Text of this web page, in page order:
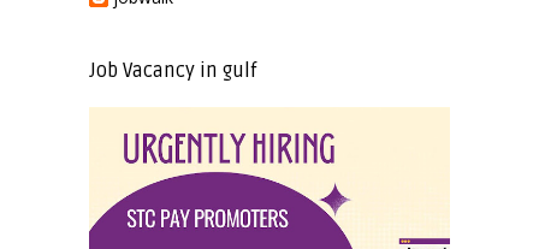
Job Vacancy in gulf